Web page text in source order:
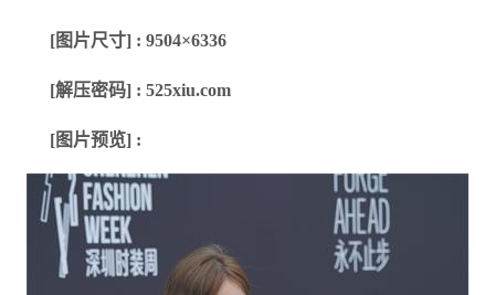
[图片尺寸] : 9504×6336
[解压密码] : 525xiu.com
[图片预览] :